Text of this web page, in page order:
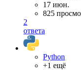
17 июн.
825
2
ответа
Python
+1 ещё